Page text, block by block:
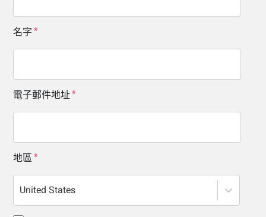
名字
電子郵件地址
地區
United States